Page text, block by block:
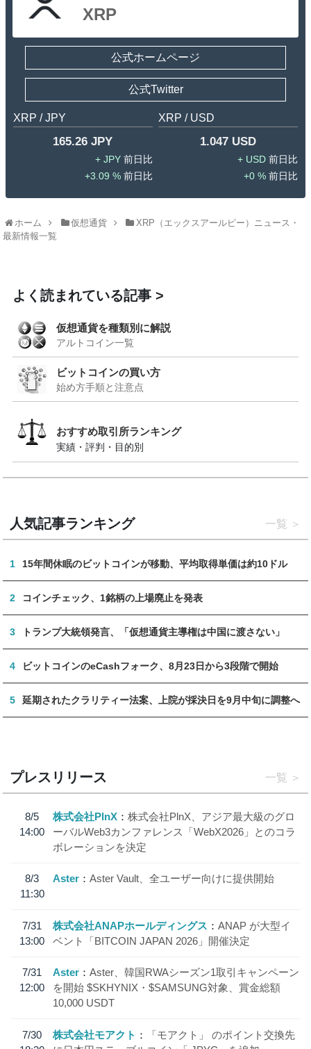
XRP
公式ホームページ
公式Twitter
XRP / JPY
165.26 JPY
JPY
3.09 %
XRP / USD
1.047 USD
USD
0 %
ホーム 仮想通貨
XRP（エックスアールピー）ニュース・
最新情報一覧
よく読まれている記事
仮想通貨を種類別に解説
アルトコイン一覧
ビットコインの買い方
始め方手順と注意点
おすすめ取引所ランキング
実績・評判・目的別
人気記事ランキング 一覧
1 15年間休眠のビットコインが移動、平均取得単価は約10ドル
2 コインチェック、1銘柄の上場廃止を発表
3 トランプ大統領発言、「仮想通貨主導権は中国に渡さない」
4 ビットコインのeCashフォーク、8月23日から3段階で開始
5 延期されたクラリティー法案、上院が採決日を9月中旬に調整へ
プレスリリース 一覧
8/5
14:00
株式会社PlnX
株式会社PlnX、アジア最大級のグロ
ーバルWeb3カンファレンス「WebX2026」とのコラ
ボレーションを決定
8/3
11:30
Aster Aster Vault、全ユーザー向けに提供開始
7/31
13:00
株式会社ANAPホールディングス
ANAP が大型イ
ベント「BITCOIN JAPAN 2026」開催決定
7/31
12:00
Aster
Aster、韓国RWAシーズン1取引キャンペーン
を開始 $SKHYNIX・$SAMSUNG対象、賞金総額
10,000 USDT
7/30
株式会社モアクト
「モアクト」 のポイント交換先